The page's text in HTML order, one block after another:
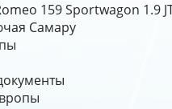
159 Sportwagon 1.9
Самару